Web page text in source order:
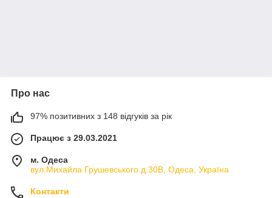
Про нас
97% позитивних з 148 відгуків за рік
Працює з 29.03.2021
м. Одеса
вул.Михайла Грушевського д.30В, Одеса, Україна
Контакти